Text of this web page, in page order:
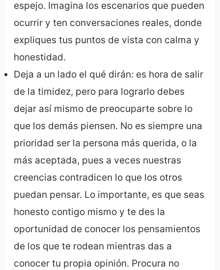
espejo. Imagina los escenarios que pueden
ocurrir y ten conversaciones reales, donde
expliques tus puntos de vista con calma y
honestidad.
Deja a un lado el qué dirán: es hora de salir
de la timidez, pero para lograrlo debes
dejar así mismo de preocuparte sobre lo
que los demás piensen. No es siempre una
prioridad ser la persona más querida, o la
más aceptada, pues a veces nuestras
creencias contradicen lo que los otros
puedan pensar. Lo importante, es que seas
honesto contigo mismo y te des la
oportunidad de conocer los pensamientos
de los que te rodean mientras das a
conocer tu propia opinión. Procura no